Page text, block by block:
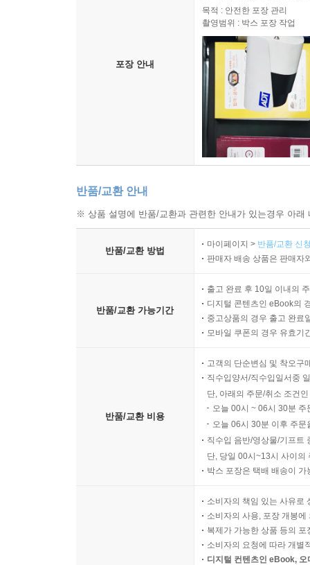
포장 안내
목적 : 안전한 포장 관리
촬영범위 : 박스 포장 작업
반품/교환 안내
※ 상품 설명에 반품/교환과 관련한 안내가 있는경우 아
반품/교환 방법
마이페이지 > 반품/교환 신
판매자 배송 상품은 판매자
반품/교환 가능기간
출고 완료 후 10일 이내의
디지털 콘텐츠인 eBook의
중고상품의 경우 출고 완료
모바일 쿠폰의 경우 유효기
반품/교환 비용
고객의 단순변심 및 착오구
직수입양서/직수입일서중
단, 아래의 주문/취소 조건
오늘 00시 ~ 06시 30분
오늘 06시 30분 이후 주
직수입 음반/영상물/기프트
단, 당일 00시~13시 사이의
박스 포장은 택배 배송이
소비자의 책임 있는 사유로
소비자의 사용, 포장 개봉
복제가 가능한 상품 등의
소비자의 요청에 따라 개별
디지털 컨텐츠인 eBook,